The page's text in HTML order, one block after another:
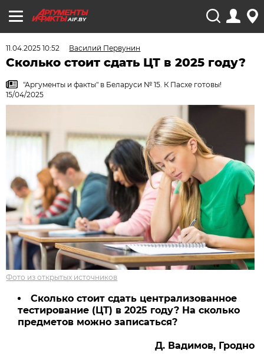
AIF.BY
11.04.2025 10:52 Василий Первунин
Сколько стоит сдать ЦТ в 2025 году?
"Аргументы и факты" в Беларуси № 15. К Пасхе готовы!
15/04/2025
Фото из открытых источников
Сколько стоит сдать централизованное
тестирование (ЦТ) в 2025 году? На сколько
предметов можно записаться?
Д. Вадимов, Гродно